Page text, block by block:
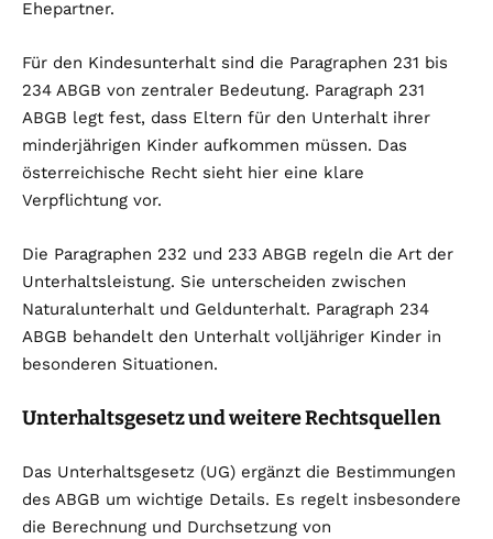
Ehepartner.
Für den Kindesunterhalt sind die Paragraphen 231 bis
234 ABGB von zentraler Bedeutung. Paragraph 231
ABGB legt fest, dass Eltern für den Unterhalt ihrer
minderjährigen Kinder aufkommen müssen. Das
österreichische Recht sieht hier eine klare
Verpflichtung vor.
Die Paragraphen 232 und 233 ABGB regeln die Art der
Unterhaltsleistung. Sie unterscheiden zwischen
Naturalunterhalt und Geldunterhalt. Paragraph 234
ABGB behandelt den Unterhalt volljähriger Kinder in
besonderen Situationen.
Unterhaltsgesetz und weitere Rechtsquellen
Das Unterhaltsgesetz (UG) ergänzt die Bestimmungen
des ABGB um wichtige Details. Es regelt insbesondere
die Berechnung und Durchsetzung von